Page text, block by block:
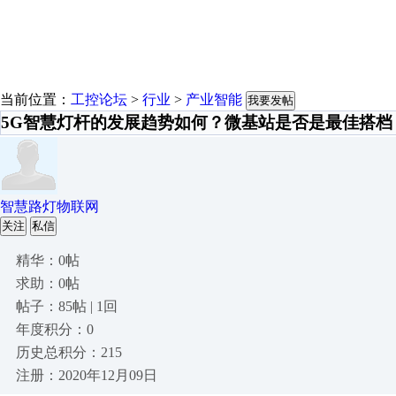
当前位置： 工控论坛 > 行业 > 产业智能 我要发帖
5G智慧灯杆的发展趋势如何？微基站是否是最佳搭档
智慧路灯物联网
关注 私信
精华：0帖
求助：0帖
帖子：85帖 | 1回
年度积分：0
历史总积分：215
注册：2020年12月09日